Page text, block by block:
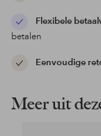
Flexibele
betalen
Eenvoudige
Meer uit